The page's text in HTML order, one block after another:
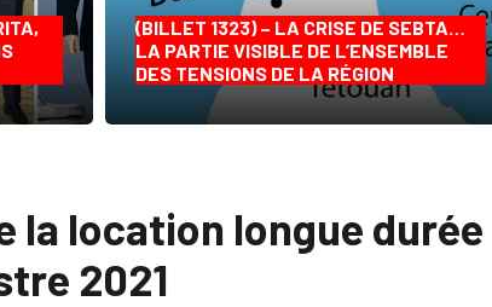
(BILLET 1323) – LA CRISE DE SEBTA…
LA PARTIE VISIBLE DE L’ENSEMBLE
DES TENSIONS DE LA RÉGION
la location longue durée
2021